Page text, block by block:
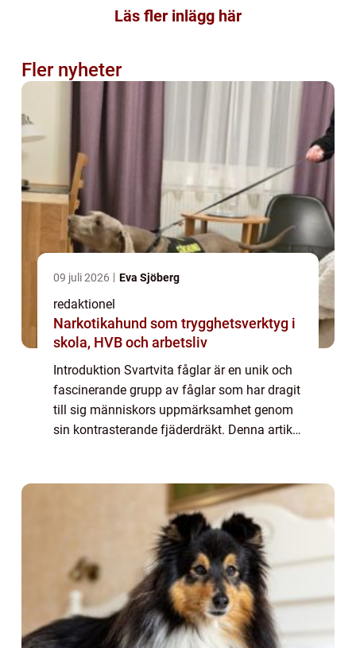
Läs fler inlägg här
Fler nyheter
09 juli 2026 Eva Sjöberg
redaktionel
Narkotikahund som trygghetsverktyg i
skola, HVB och arbetsliv
Introduktion Svartvita fåglar är en unik och
fascinerande grupp av fåglar som har dragit
till sig människors uppmärksamhet genom
sin kontrasterande fjäderdräkt. Denna artikel